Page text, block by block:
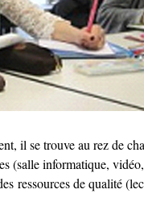
il se trouve au rez de
(salle informatique,
ressources de qualité